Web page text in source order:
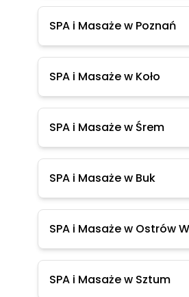
SPA i Masaże w Poznań
SPA i Masaże w Koło
SPA i Masaże w Śrem
SPA i Masaże w Buk
SPA i Masaże w Ostrów
SPA i Masaże w Sztum